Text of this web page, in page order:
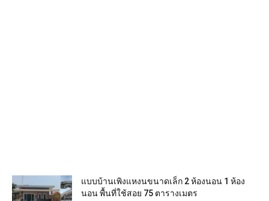
แบบบ้านเพิงแหงนขนาดเล็ก 2 ห้องนอน 1 ห้อง
นอน พื้นที่ใช้สอย 75 ตารางเมตร